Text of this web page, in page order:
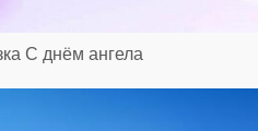
С днём ангела